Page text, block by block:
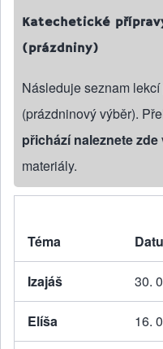
Katechetické
(prázdniny)
Následuje seznam
(prázdninový výběr).
přichází naleznete zde
materiály.
Téma
Izajáš 30.
Elíša 16.